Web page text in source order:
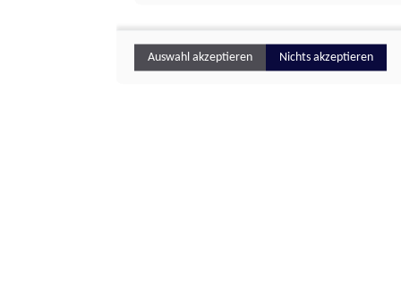
Auswahl akzeptieren Nichts akzeptieren